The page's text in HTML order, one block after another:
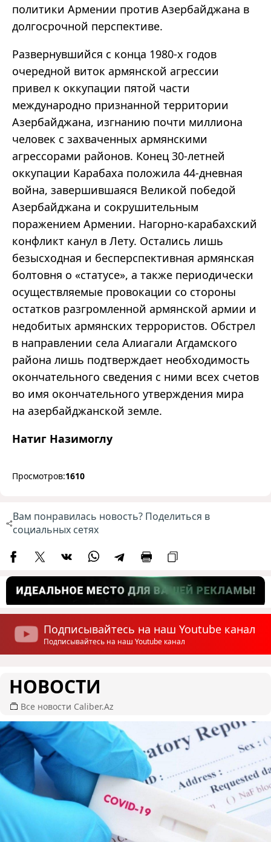
политики Армении против Азербайджана в
долгосрочной перспективе.
Развернувшийся с конца 1980-х годов
очередной виток армянской агрессии
привел к оккупации пятой части
международно признанной территории
Азербайджана, изгнанию почти миллиона
человек с захваченных армянскими
агрессорами районов. Конец 30-летней
оккупации Карабаха положила 44-дневная
война, завершившаяся Великой победой
Азербайджана и сокрушительным
поражением Армении. Нагорно-карабахский
конфликт канул в Лету. Остались лишь
безысходная и бесперспективная армянская
болтовня о «статусе», а также периодически
осуществляемые провокации со стороны
остатков разгромленной армянской армии и
недобитых армянских террористов. Обстрел
в направлении села Алиагали Агдамского
района лишь подтверждает необходимость
окончательного сведения с ними всех счетов
во имя окончательного утверждения мира
на азербайджанской земле.
Натиг Назимоглу
Просмотров:1610
Вам понравилась новость? Поделиться в
социальных сетях
Подписывайтесь на наш Youtube канал
Подписывайтесь на наш Youtube канал
НОВОСТИ
Все новости Caliber.Az